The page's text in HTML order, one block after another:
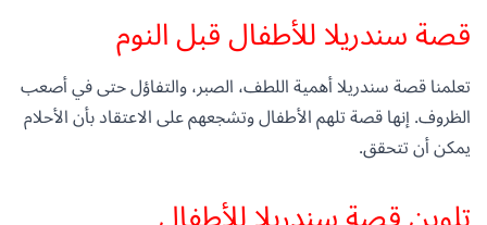
قصة سندريلا للأطفال قبل النوم
تعلمنا قصة سندريلا أهمية اللطف، الصبر، والتفاؤل حتى في أصعب
الظروف. إنها قصة تلهم الأطفال وتشجعهم على الاعتقاد بأن الأحلام
يمكن أن تتحقق.